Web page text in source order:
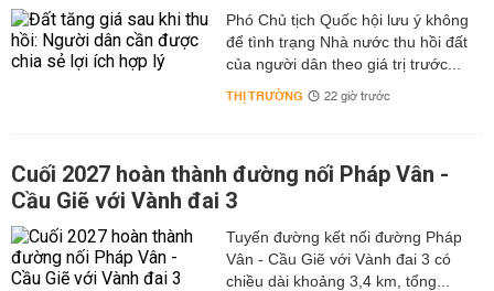
Phó Chủ tịch Quốc hội lưu ý không
để tình trạng Nhà nước thu hồi đất
của người dân theo giá trị trước...
THỊ TRƯỜNG 22 giờ trước
Cuối 2027 hoàn thành đường nối Pháp Vân -
Cầu Giẽ với Vành đai 3
Tuyến đường kết nối đường Pháp
Vân - Cầu Giẽ với Vành đai 3 có
chiều dài khoảng 3,4 km, tổng...